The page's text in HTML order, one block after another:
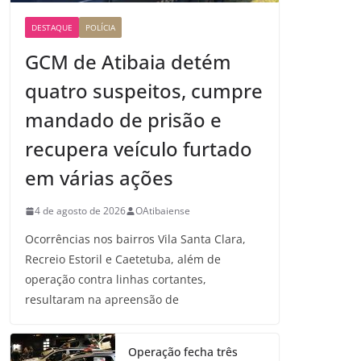
DESTAQUE POLÍCIA
GCM de Atibaia detém
quatro suspeitos, cumpre
mandado de prisão e
recupera veículo furtado
em várias ações
4 de agosto de 2026 OAtibaiense
Ocorrências nos bairros Vila Santa Clara,
Recreio Estoril e Caetetuba, além de
operação contra linhas cortantes,
resultaram na apreensão de
Operação fecha três